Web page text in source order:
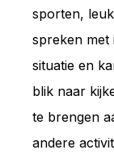
sporten,
spreken met
situatie en
blik naar
te brengen
andere